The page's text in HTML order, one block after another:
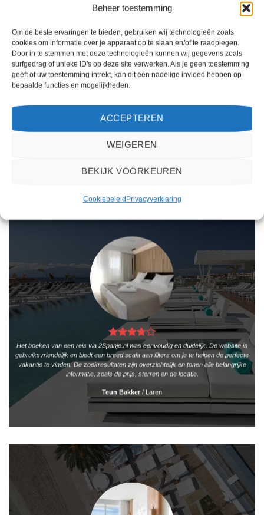
Beheer toestemming
Om de beste ervaringen te bieden, gebruiken wij technologieën zoals
cookies om informatie over je apparaat op te slaan en/of te raadplegen.
Door in te stemmen met deze technologieën kunnen wij gegevens zoals
surfgedrag of unieke ID's op deze site verwerken. Als je geen toestemming
geeft of uw toestemming intrekt, kan dit een nadelige invloed hebben op
bepaalde functies en mogelijkheden.
ACCEPTEREN
WEIGEREN
BEKIJK VOORKEUREN
CookiebeleidPrivacyverklaring
El Duque
Gewaardeerd
3 uit 5
€ 662,00
El Duque is een 3 sterren
accommodatie in Costa Adeje. U
partner TUI. Nu vanaf EUR 662.00
Best Jacaranda
Gewaardeerd
4uit 5
€731,00
Best Jacaranda is een 4 sterren
partner TUI. Nu vanaf EUR 731.00
WAT ZE OVER ONS ZEGGEN
Het boeken van een reis via 2Spanje.nl was eenvoudig en duidelijk. De website is
gebruiksvriendelijk en biedt een breed scala aan filters om je te helpen de perfecte
vakantie te vinden. De zoekresultaten zijn overzichtelijk en tonen alle belangrijke
informatie, zoals de prijs, sterren en de locatie.
Teun Bakker / Laren